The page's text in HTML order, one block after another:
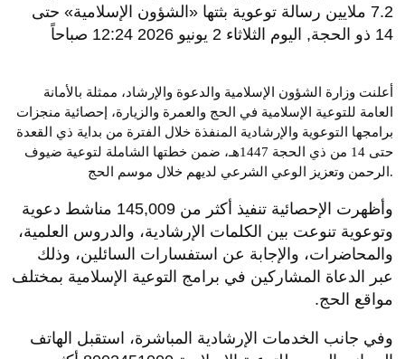
7.2 ملايين رسالة توعوية بثتها «الشؤون الإسلامية» حتى
14 ذو الحجة, اليوم الثلاثاء 2 يونيو 2026 12:24 صباحاً
أعلنت وزارة الشؤون الإسلامية والدعوة والإرشاد، ممثلة بالأمانة
العامة للتوعية الإسلامية في الحج والعمرة والزيارة، إحصائية منجزات
برامجها التوعوية والإرشادية المنفذة خلال الفترة من بداية ذي القعدة
حتى 14 من ذي الحجة 1447هـ، ضمن خطتها الشاملة لتوعية ضيوف
الرحمن وتعزيز الوعي الشرعي لديهم خلال موسم الحج.
وأظهرت الإحصائية تنفيذ أكثر من 145,009 مناشط دعوية
وتوعوية تنوعت بين الكلمات الإرشادية، والدروس العلمية،
والمحاضرات، والإجابة عن استفسارات السائلين، وذلك
عبر الدعاة المشاركين في برامج التوعية الإسلامية بمختلف
مواقع الحج.
وفي جانب الخدمات الإرشادية المباشرة، استقبل الهاتف